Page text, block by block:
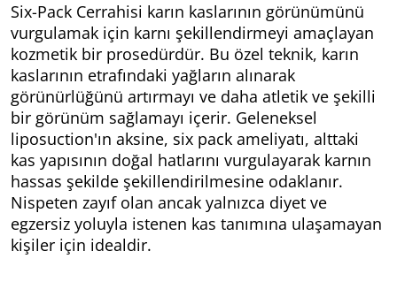
Six-Pack Cerrahisi karın kaslarının görünümünü
vurgulamak için karnı şekillendirmeyi amaçlayan
kozmetik bir prosedürdür. Bu özel teknik, karın
kaslarının etrafındaki yağların alınarak
görünürlüğünü artırmayı ve daha atletik ve şekilli
bir görünüm sağlamayı içerir. Geleneksel
liposuction'ın aksine, six pack ameliyatı, alttaki
kas yapısının doğal hatlarını vurgulayarak karnın
hassas şekilde şekillendirilmesine odaklanır.
Nispeten zayıf olan ancak yalnızca diyet ve
egzersiz yoluyla istenen kas tanımına ulaşamayan
kişiler için idealdir.